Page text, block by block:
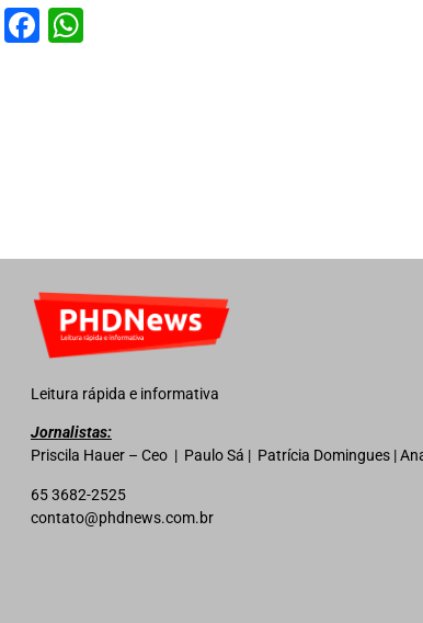
Facebook
Leitura rápida e informativa
Jornalistas:
Priscila Hauer – Ceo | Paulo Sá | Patrícia Domingues |
65 3682-2525
contato@phdnews.com.br